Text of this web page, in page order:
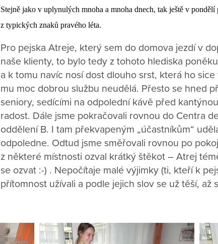
Stejně jako v uplynulých mnoha a mnoha dnech, tak ještě v
z typických znaků pravého léta.
Pro pejska Atreje, který sem do domova jezdí v
naše klienty, to bylo tedy z tohoto hlediska
a k tomu navíc nosí dost dlouho srst, která ho
mu moc dobrou službu neudělá. Přesto se hned
seniory, sedícími na odpolední kávě před
radost. Dále jsme pokračovali rovnou do Centra
oddělení B. I tam překvapeným „účastníkům“
odpoledne. Odtud jsme směřovali rovnou po
z některé místnosti ozval krátký štěkot – Atrej
se ozvat :-) . Nepočítaje malé výjimky (ti, kteří k
přítomnost užívali a podle jejich slov se už těší, až